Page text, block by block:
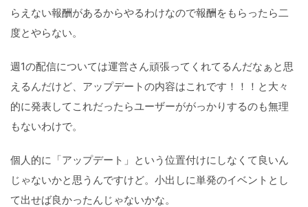
らえない報酬があるからやるわけなので報酬をもらったら二
度とやらない。
週1の配信については運営さん頑張ってくれてるんだなぁと思
えるんだけど、アップデートの内容はこれです！！！と大々
的に発表してこれだったらユーザーががっかりするのも無理
もないわけで。
個人的に「アップデート」という位置付けにしなくて良いん
じゃないかと思うんですけど。小出しに単発のイベントとし
て出せば良かったんじゃないかな。